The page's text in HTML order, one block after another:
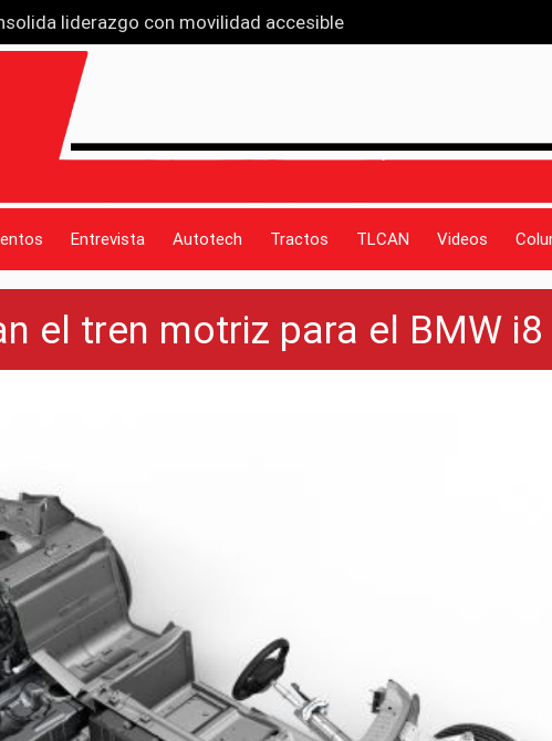
liderazgo con movilidad accesible
2025: la minivan que entiende a las familias
eleva diseño y funcionalidad
gira sobre su propio eje
México logra récord en ventas: Ah-Kin Vázquez
Entrevista Autotech Tractos TLCAN Videos
el tren motriz para el BMW i8